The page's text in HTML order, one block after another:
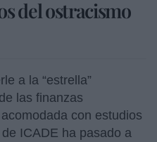
del ostracismo
a la “estrella”
las finanzas
con estudios
ICADE ha pasado a